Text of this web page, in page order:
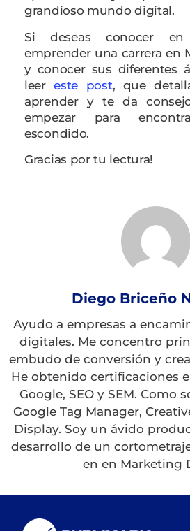
grandioso mundo digital.
Si deseas conocer
emprender una carrera en
y conocer sus diferentes
leereste post, que
aprender y te da
empezar para
escondido.
Gracias por tu lectura!
Diego Briceño
Ayudo a empresas a
digitales. Me concentro
embudo de conversión y
He obtenido certificaciones
Google, SEO y SEM. Como
Google Tag Manager,
Display. Soy un ávido
desarrollo de un
en en Marketing